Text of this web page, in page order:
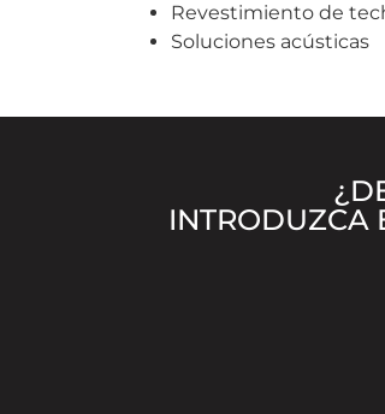
Revestimiento de
Soluciones acústicas
INTRODUZCA